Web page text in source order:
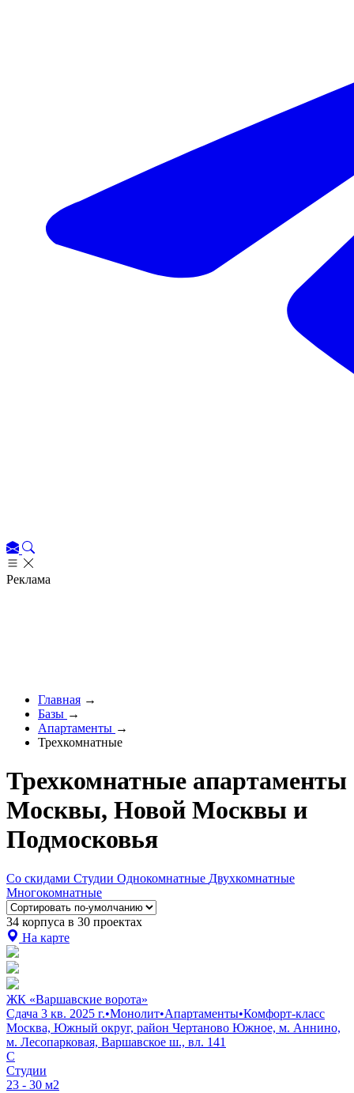
Реклама
Главная →
Базы →
Апартаменты →
Трехкомнатные
Трехкомнатные апартаменты
Москвы, Новой Москвы и
Подмосковья
Со скидами Студии Однокомнатные Двухкомнатные
Многокомнатные
34 корпуса в 30 проектах
На карте
ЖК «Варшавские ворота»
Сдача 3 кв. 2025 г.•Монолит•Апартаменты•Комфорт-класс
Москва, Южный округ, район Чертаново Южное, м. Аннино,
м. Лесопарковая, Варшавское ш., вл. 141
C
Студии
23 - 30 м2